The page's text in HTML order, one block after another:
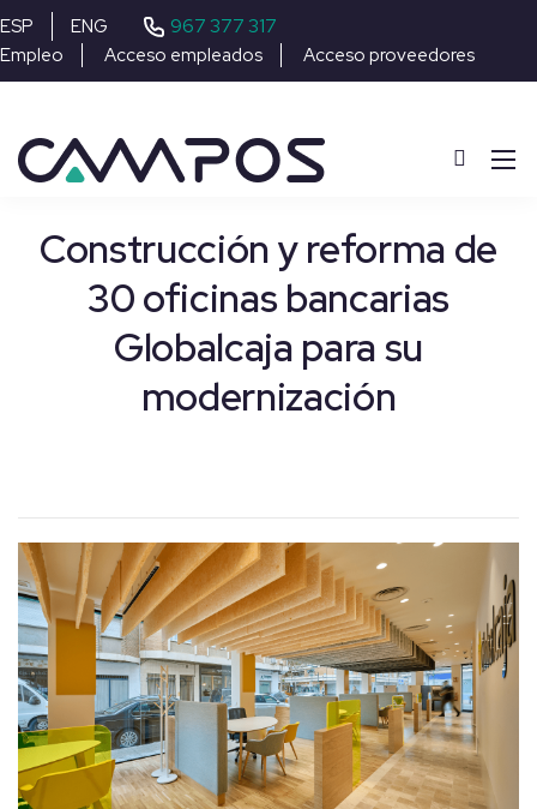
ESP ENG 967 377 317
Empleo Acceso empleados Acceso proveedores
Construcción y reforma de
30 oficinas bancarias
Globalcaja para su
modernización